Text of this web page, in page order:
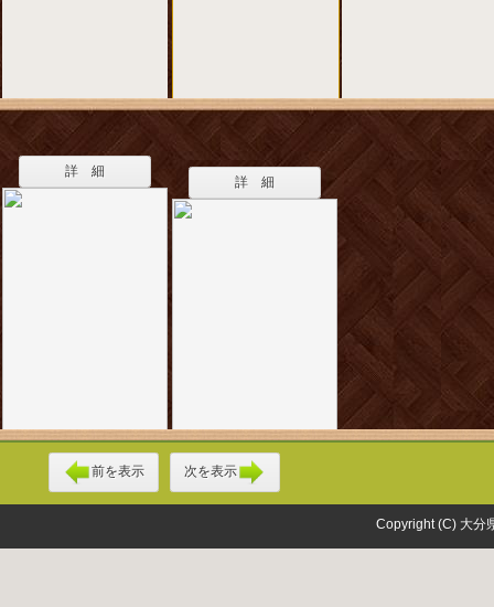
詳 細
詳 細
前を表示 次を表示
Copyright (C) 大分